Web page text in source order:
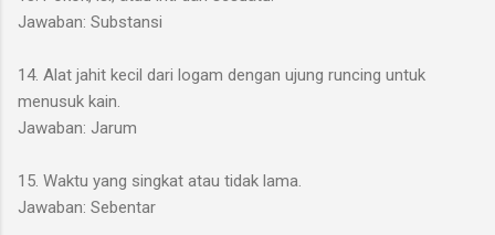
Jawaban: Substansi
14. Alat jahit kecil dari logam dengan ujung runcing untuk
menusuk kain.
Jawaban: Jarum
15. Waktu yang singkat atau tidak lama.
Jawaban: Sebentar